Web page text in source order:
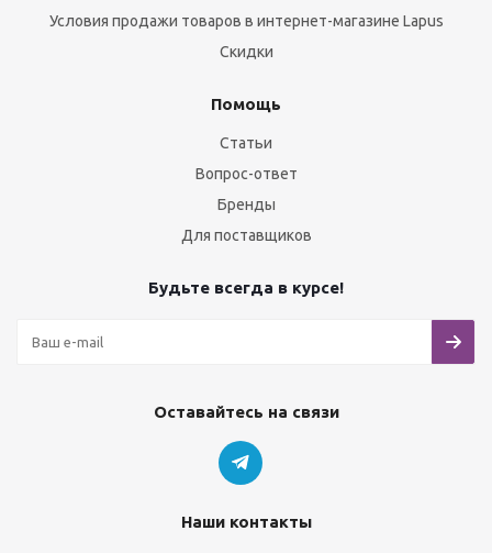
Условия продажи товаров в интернет-магазине Lapus
Скидки
Помощь
Статьи
Вопрос-ответ
Бренды
Для поставщиков
Будьте всегда в курсе!
Оставайтесь на связи
Наши контакты